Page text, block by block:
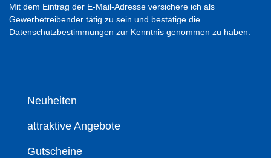
Mit dem Eintrag der E-Mail-Adresse versichere ich als
Gewerbetreibender tätig zu sein und bestätige die
Datenschutzbestimmungen zur Kenntnis genommen zu haben.
Neuheiten
attraktive Angebote
Gutscheine